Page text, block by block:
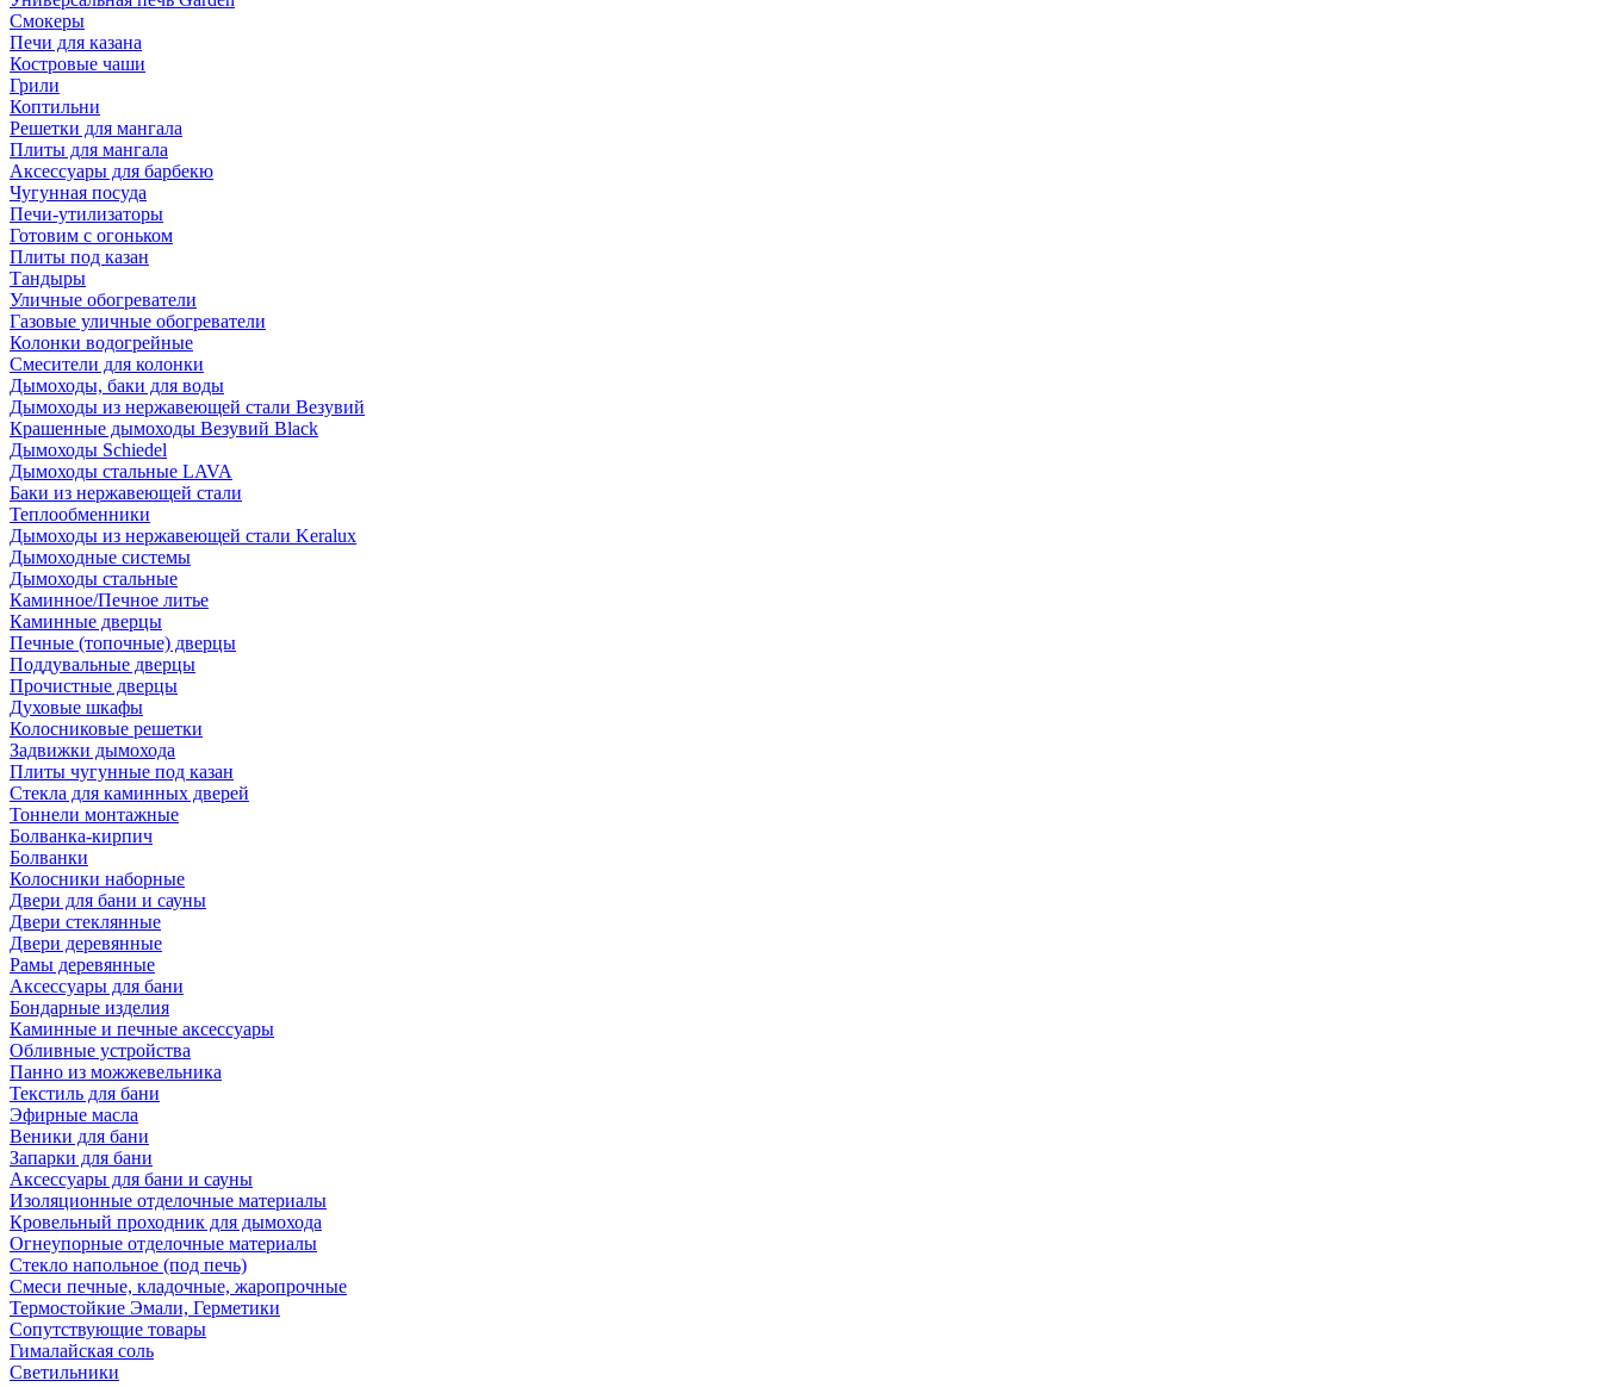
Смокеры
Печи для казана
Костровые чаши
Грили
Коптильни
Решетки для мангала
Плиты для мангала
Аксессуары для барбекю
Чугунная посуда
Печи-утилизаторы
Готовим с огоньком
Плиты под казан
Тандыры
Уличные обогреватели
Газовые уличные обогреватели
Колонки водогрейные
Смесители для колонки
Дымоходы, баки для воды
Дымоходы из нержавеющей стали Везувий
Крашенные дымоходы Везувий Black
Дымоходы Schiedel
Дымоходы стальные LAVA
Баки из нержавеющей стали
Теплообменники
Дымоходы из нержавеющей стали Keralux
Дымоходные системы
Дымоходы стальные
Каминное/Печное литье
Каминные дверцы
Печные (топочные) дверцы
Поддувальные дверцы
Прочистные дверцы
Духовые шкафы
Колосниковые решетки
Задвижки дымохода
Плиты чугунные под казан
Стекла для каминных дверей
Тоннели монтажные
Болванка-кирпич
Болванки
Колосники наборные
Двери для бани и сауны
Двери стеклянные
Двери деревянные
Рамы деревянные
Аксессуары для бани
Бондарные изделия
Каминные и печные аксессуары
Обливные устройства
Панно из можжевельника
Текстиль для бани
Эфирные масла
Веники для бани
Запарки для бани
Аксессуары для бани и сауны
Изоляционные отделочные материалы
Кровельный проходник для дымохода
Огнеупорные отделочные материалы
Стекло напольное (под печь)
Смеси печные, кладочные, жаропрочные
Термостойкие Эмали, Герметики
Сопутствующие товары
Гималайская соль
Светильники